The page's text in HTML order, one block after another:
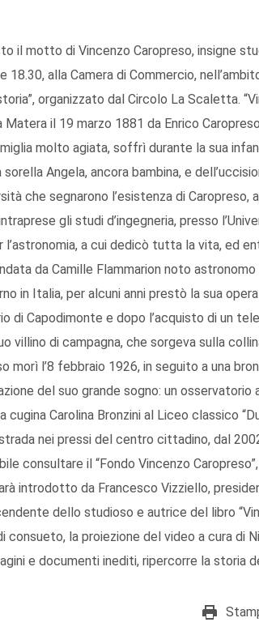
il motto di Vincenzo Caropreso, insigne
alla Camera di Commercio,
organizzato dal Circolo La Scaletta.
il 19 marzo 1881 da Enrico
molto agiata, soffrì durante la sua
Angela, ancora bambina, e
che segnarono l’esistenza di Caropreso,
gli studi d’ingegneria, presso
a cui dedicò tutta la vita, ed
da Camille Flammarion noto
in Italia, per alcuni anni prestò la sua
di Capodimonte e dopo l’acquisto di un
villino di campagna, che sorgeva sulla
morì l’8 febbraio 1926, in seguito a una
del suo grande sogno: un osservatorio
Carolina Bronzini al Liceo classico
nei pressi del centro cittadino, dal
consultare il “Fondo Vincenzo
introdotto da Francesco Vizziello,
dello studioso e autrice del libro
consueto, la proiezione del video a cura di
e documenti inediti, ripercorre la storia